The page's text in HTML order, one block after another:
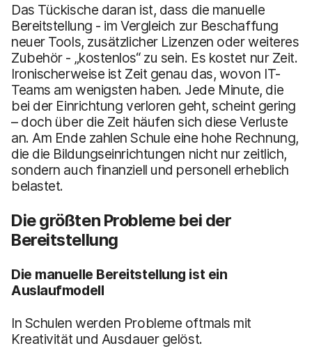
Das Tückische daran ist, dass die manuelle
Bereitstellung - im Vergleich zur Beschaffung
neuer Tools, zusätzlicher Lizenzen oder weiteres
Zubehör - „kostenlos“ zu sein. Es kostet nur Zeit.
Ironischerweise ist Zeit genau das, wovon IT-
Teams am wenigsten haben. Jede Minute, die
bei der Einrichtung verloren geht, scheint gering
– doch über die Zeit häufen sich diese Verluste
an. Am Ende zahlen Schule eine hohe Rechnung,
die die Bildungseinrichtungen nicht nur zeitlich,
sondern auch finanziell und personell erheblich
belastet.
Die größten Probleme bei der
Bereitstellung
Die manuelle Bereitstellung ist ein
Auslaufmodell
In Schulen werden Probleme oftmals mit
Kreativität und Ausdauer gelöst.